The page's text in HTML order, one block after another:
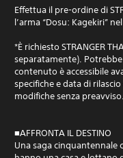
Effettua il pre-ordine di
l’arma “Dosu: Kagekiri”
*È richiesto STRANGER
separatamente).
contenuto è accessibile
specifiche e data di
modifiche senza preavviso.
■AFFRONTA IL DESTINO
Una saga cinquantennale